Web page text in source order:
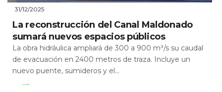
31/12/2025
La reconstrucción del Canal Maldonado
sumará nuevos espacios públicos
La obra hidráulica ampliará de 300 a 900 m³/s su caudal
de evacuación en 2400 metros de traza. Incluye un
nuevo puente, sumideros y el...
Leer Más